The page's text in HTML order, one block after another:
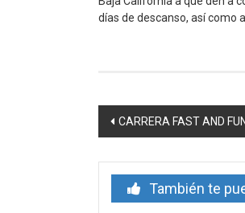
días de descanso, así como
Navegación
entrada
CARRERA FAST AND
También te